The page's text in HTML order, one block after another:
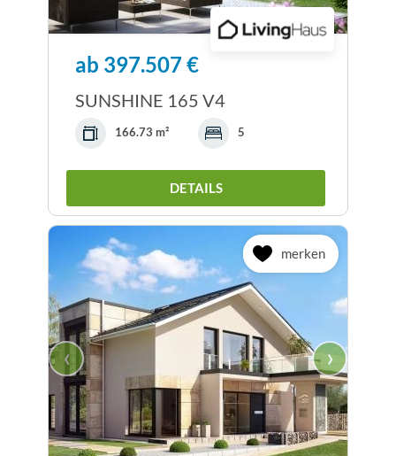
ab 397.507 €
SUNSHINE 165 V4
166.73 m² 5
DETAILS
merken
‹ ›